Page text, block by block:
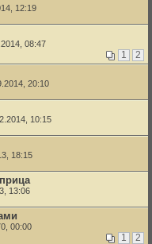
12:19
08:47
1 2
20:10
10:15
18:15
13:06
00:00
1 2